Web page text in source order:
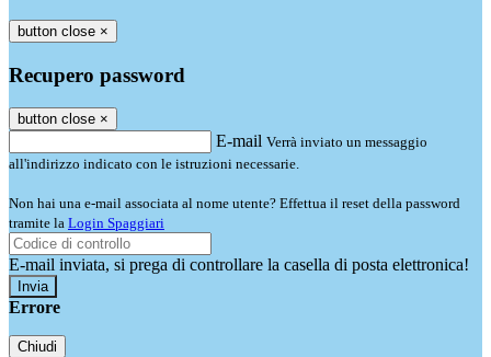
button close ×
Recupero password
button close ×
E-mail Verrà inviato un messaggio
all'indirizzo indicato con le istruzioni necessarie.
Non hai una e-mail associata al nome utente? Effettua il reset della password
tramite la Login Spaggiari
E-mail inviata, si prega di controllare la casella di posta elettronica!
Errore
Chiudi